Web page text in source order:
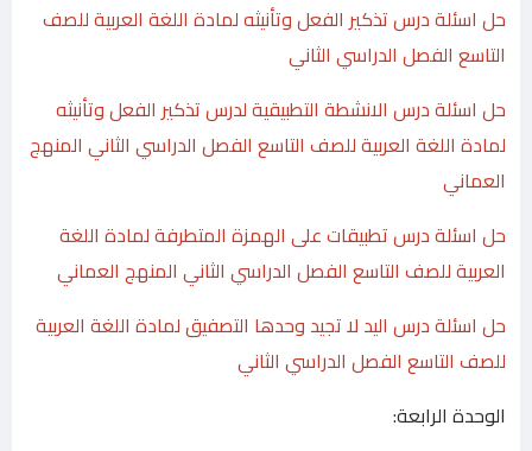
حل اسئلة درس تذكير الفعل وتأنيثه لمادة اللغة العربية للصف
التاسع الفصل الدراسي الثاني
حل اسئلة درس الانشطة التطبيقية لدرس تذكير الفعل وتأنيثه
لمادة اللغة العربية للصف التاسع الفصل الدراسي الثاني المنهج
العماني
حل اسئلة درس تطبيقات على الهمزة المتطرفة لمادة اللغة
العربية للصف التاسع الفصل الدراسي الثاني المنهج العماني
حل اسئلة درس اليد لا تجيد وحدها التصفيق لمادة اللغة العربية
للصف التاسع الفصل الدراسي الثاني
الوحدة الرابعة: